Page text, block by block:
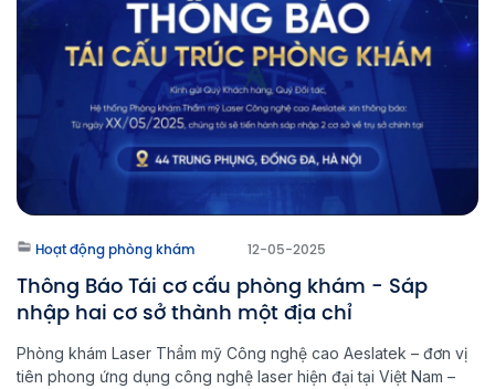
Hoạt động phòng khám 12-05-2025
Thông Báo Tái cơ cấu phòng khám - Sáp
nhập hai cơ sở thành một địa chỉ
Phòng khám Laser Thẩm mỹ Công nghệ cao Aeslatek – đơn vị
tiên phong ứng dụng công nghệ laser hiện đại tại Việt Nam –